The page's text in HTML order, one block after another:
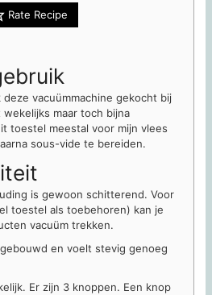
Rate Recipe
vacuümmachine gekocht bij
maar toch bijna
toestel meestal voor mijn vlees
sous-vide te bereiden.
is gewoon schitterend. Voor
toestel als toebehoren) kan je
vacuüm trekken.
en voelt stevig genoeg
Er zijn 3 knoppen. Een knop